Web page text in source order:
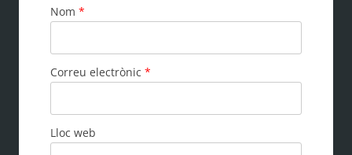
Nom *
Correu electrònic *
Lloc web